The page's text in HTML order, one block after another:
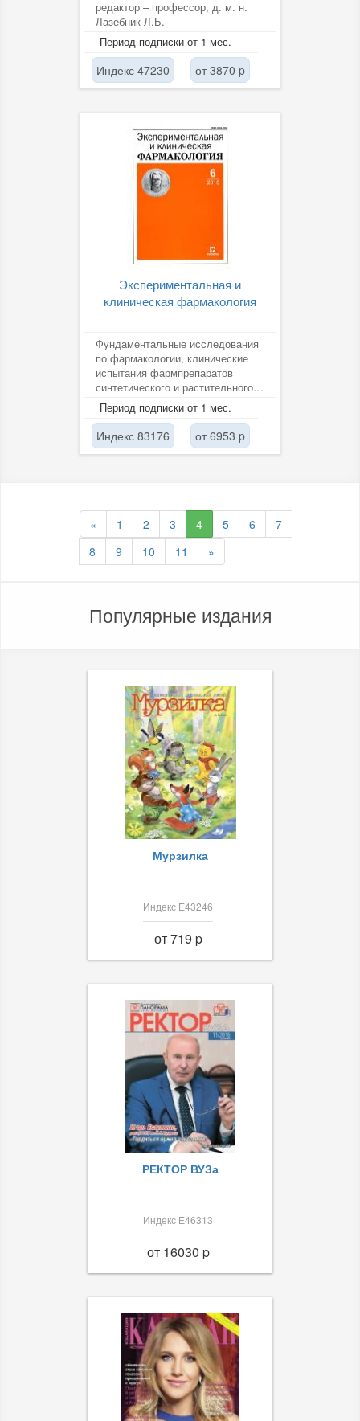
редактор – профессор, д. м. н.
Лазебник Л.Б.
Период подписки от 1 мес.
Индекс 47230 от 3870 p
Экспериментальная и
клиническая фармакология
Фундаментальные исследования
по фармакологии, клинические
испытания фармпрепаратов
синтетического и растительного
происхождения. Для
фармакологов,...
Период подписки от 1 мес.
Индекс 83176 от 6953 p
« 1 2 3 4 5 6
7
8
9 10 11 »
Популярные издания
Мурзилка
Индекс Е43246
от 719 p
РЕКТОР ВУЗа
Индекс Е46313
от 16030 p